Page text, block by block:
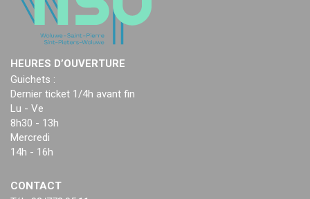
HEURES D’OUVERTURE
Guichets :
Dernier ticket 1/4h avant fin
Lu - Ve
8h30 - 13h
Mercredi
14h - 16h
CONTACT